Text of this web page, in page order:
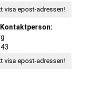
visa epost-adressen!
visa epost-adressen!